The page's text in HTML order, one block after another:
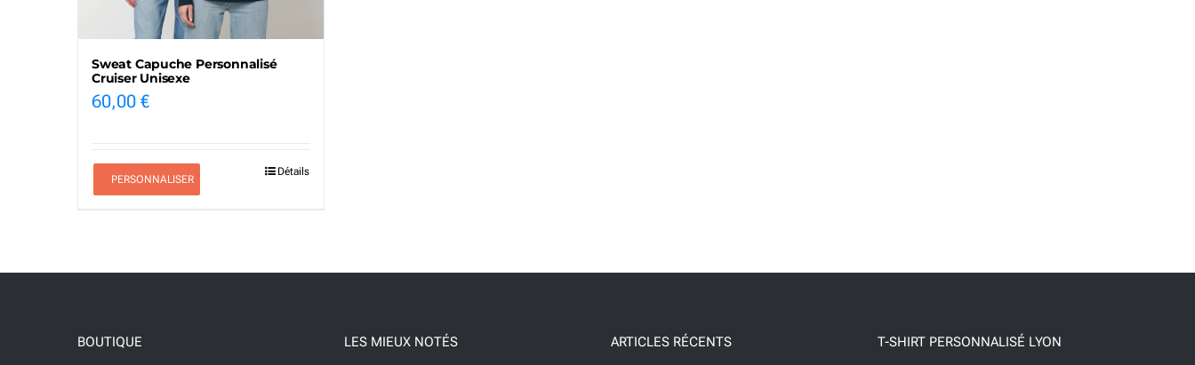
Sweat Capuche Personnalisé
Cruiser Unisexe
60,00€
PERSONNALISER
Détails
BOUTIQUE LES MIEUX NOTÉS ARTICLES RÉCENTS T-SHIRT PERSONNALISÉ LYON